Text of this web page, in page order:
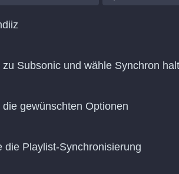
Subsonic und wähle Synchron
gewünschten Optionen
die Playlist-Synchronisierung